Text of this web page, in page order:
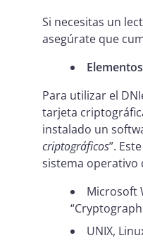
Si necesitas un
asegúrate que
Para utilizar el
tarjeta
instalado un
criptográficos”.
sistema operativo
Microsoft
UNIX,